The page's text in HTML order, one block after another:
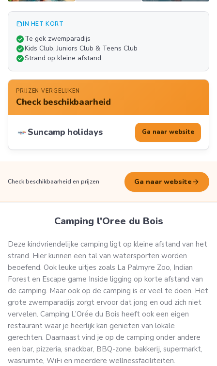
summarizeIN HET KORT
check_circleTe gek zwemparadijs
check_circleKids Club, Juniors Club & Teens Club
check_circleStrand op kleine afstand
PRIJZEN VERGELIJKEN
Check beschikbaarheid
Suncamp holidays Ga naar website
Check beschikbaarheid en prijzen Ga naar website arrow_forward
Camping l'Oree du Bois
Deze kindvriendelijke camping ligt op kleine afstand van het
strand. Hier kunnen een tal van watersporten worden
beoefend. Ook leuke uitjes zoals La Palmyre Zoo, Indian
Forest en Escape game Inside ligging op korte afstand van
de camping. Maar ook op de camping is er veel te doen. Het
grote zwemparadijs zorgt ervoor dat jong en oud zich niet
vervelen. Camping L’Orée du Bois heeft ook een eigen
restaurant waar je heerlijk kan genieten van lokale
gerechten. Daarnaast vind je op de camping onder andere
een bar, pizzeria, snackbar, BBQ-zone, bakkerij, supermarkt,
wasruimte, WiFi en meerdere wellnessfaciliteiten.